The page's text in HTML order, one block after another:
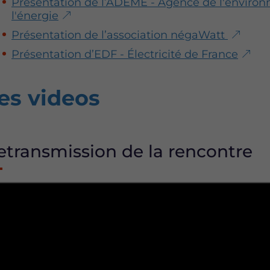
l'énergie
Présentation de l’association négaWatt
Présentation d’EDF - Électricité de France
videos
de la rencontre